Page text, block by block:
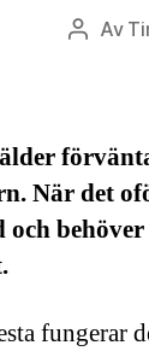
Av
När det
och
fungerar